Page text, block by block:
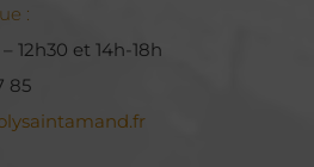
:
12h30 et 14h-18h
85